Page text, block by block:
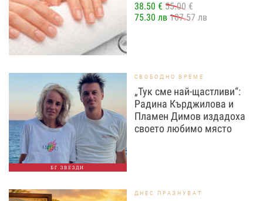
38.50 € 55.00 €
75.30 лв 107.57 лв
БГ ЗВЕЗДИ
СВОБОДНО ВРЕМЕ
„Тук сме най-щастливи“:
Радина Кърджилова и
Пламен Димов издадоха
своето любимо място
ДНЕС ПРАЗНУВАТ